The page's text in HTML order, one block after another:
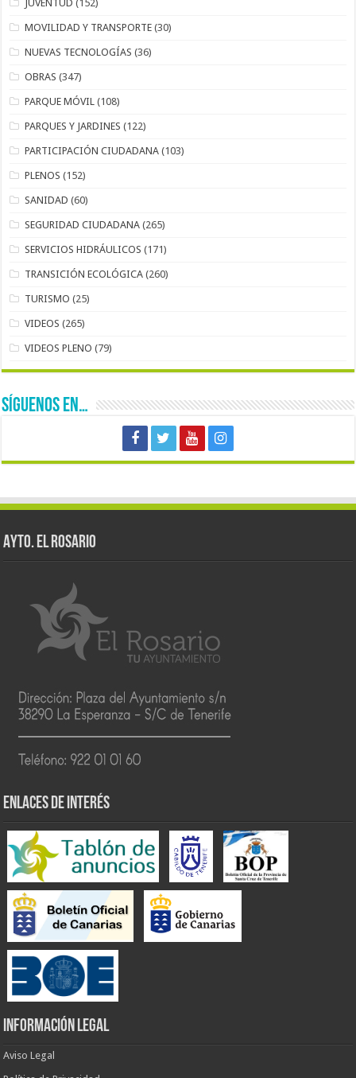
JUVENTUD (152)
MOVILIDAD Y TRANSPORTE (30)
NUEVAS TECNOLOGÍAS (36)
OBRAS (347)
PARQUE MÓVIL (108)
PARQUES Y JARDINES (122)
PARTICIPACIÓN CIUDADANA (103)
PLENOS (152)
SANIDAD (60)
SEGURIDAD CIUDADANA (265)
SERVICIOS HIDRÁULICOS (171)
TRANSICIÓN ECOLÓGICA (260)
TURISMO (25)
VIDEOS (265)
VIDEOS PLENO (79)
SÍGUENOS EN…
AYTO. EL ROSARIO
ENLACES DE INTERÉS
INFORMACIÓN LEGAL
Aviso Legal